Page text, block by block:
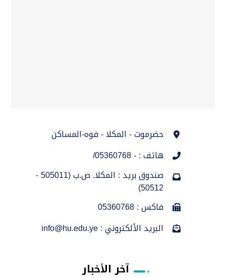
حضرموت - المكلا - فوه-المساكن
هاتف : - 05360768/
صندوق بريد : المكلا. ص.ب (505011 -
50512)
فاكس : 05360768
البريد الألكتروني : info@hu.edu.ye
آخر الأخبار